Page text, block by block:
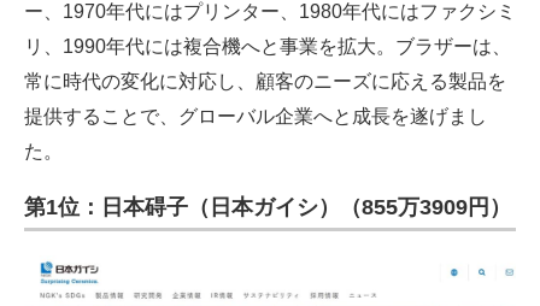
ー、1970年代にはプリンター、1980年代にはファクシミ
リ、1990年代には複合機へと事業を拡大。ブラザーは、
常に時代の変化に対応し、顧客のニーズに応える製品を
提供することで、グローバル企業へと成長を遂げまし
た。
第1位：日本碍子（日本ガイシ）（855万3909円）